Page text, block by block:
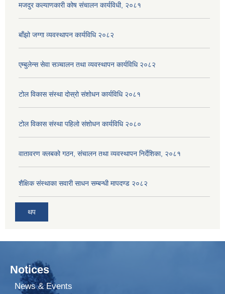
मजदुर कल्याणकारी कोष संचालन कार्यविधी, २०८१
बाँझो जग्गा व्यवस्थापन कार्यविधि २०८२
एम्बुलेन्स सेवा सञ्चालन तथा व्यवस्थापन कार्यविधि २०८२
टोल विकास संस्था दोस्रो संशोधन कार्यविधि २०८१
टोल विकास संस्था पहिलो संशोधन कार्यविधि २०८०
वातावरण क्लबको गठन, संचालन तथा व्यवस्थापन निर्देशिका, २०८१
शैक्षिक संस्थाका सवारी साधन सम्बन्धी मापदण्ड २०८२
थप
Notices
News & Events